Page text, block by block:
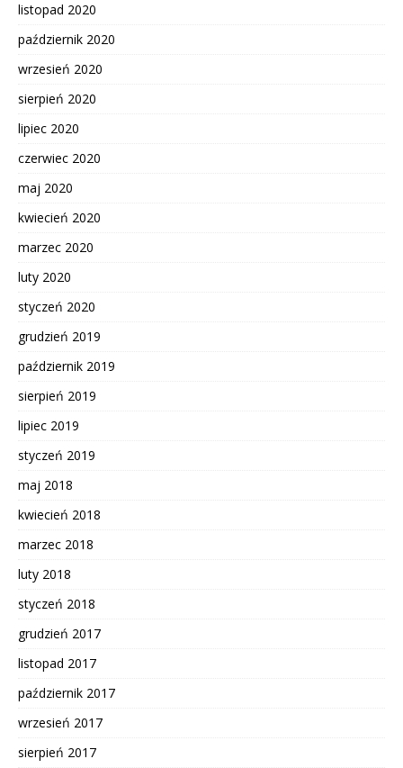
listopad 2020
październik 2020
wrzesień 2020
sierpień 2020
lipiec 2020
czerwiec 2020
maj 2020
kwiecień 2020
marzec 2020
luty 2020
styczeń 2020
grudzień 2019
październik 2019
sierpień 2019
lipiec 2019
styczeń 2019
maj 2018
kwiecień 2018
marzec 2018
luty 2018
styczeń 2018
grudzień 2017
listopad 2017
październik 2017
wrzesień 2017
sierpień 2017